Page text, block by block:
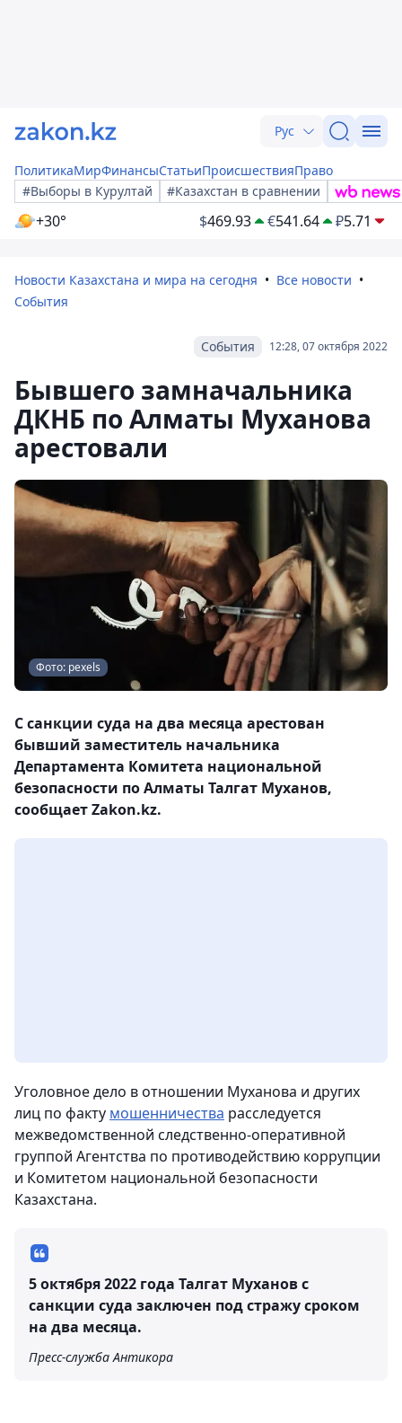
Рус
ПолитикаМирФинансыСтатьиПроисшествияПраво
#Выборы в Курултай
#Казахстан в сравнении
+30° $469.93 €541.64 ₽5.71
Новости Казахстана и мира на сегодня
Все новости
События
12:28, 07 октября 2022
События
Бывшего замначальника
ДКНБ по Алматы Муханова
арестовали
Фото: pexels
С санкции суда на два месяца арестован
бывший заместитель начальника
Департамента Комитета национальной
безопасности по Алматы Талгат Муханов,
сообщает Zakon.kz.
Уголовное дело в отношении Муханова и других
лиц по факту мошенничества расследуется
межведомственной следственно-оперативной
группой Агентства по противодействию коррупции
и Комитетом национальной безопасности
Казахстана.
5 октября 2022 года Талгат Муханов с
санкции суда заключен под стражу сроком
на два месяца.
Пресс-служба Антикора